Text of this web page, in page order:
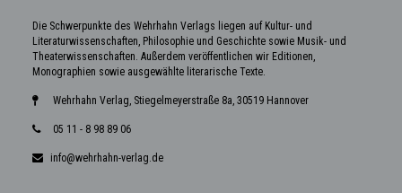
Die Schwerpunkte des Wehrhahn Verlags liegen auf Kultur- und
Literaturwissenschaften, Philosophie und Geschichte sowie Musik- und
Theaterwissenschaften. Außerdem veröffentlichen wir Editionen,
Monographien sowie ausgewählte literarische Texte.
Wehrhahn Verlag, Stiegelmeyerstraße 8a, 30519 Hannover
05 11 - 8 98 89 06
info@wehrhahn-verlag.de